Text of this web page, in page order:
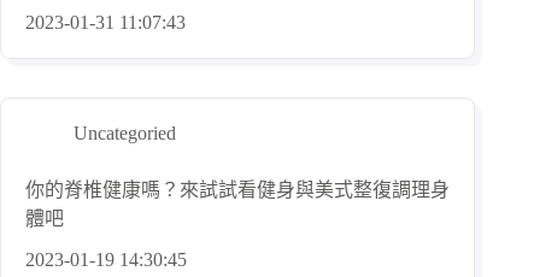
2023-01-31 11:07:43
Uncategoried
你的脊椎健康嗎？來試試看健身與美式整復調理身
體吧
2023-01-19 14:30:45